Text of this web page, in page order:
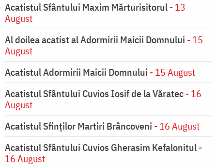
Acatistul Sfântului Maxim Mărturisitorul- 13
August
Al doilea acatist al Adormirii Maicii Domnului - 15
August
Acatistul Adormirii Maicii Domnului - 15 August
Acatistul Sfântului Cuvios Iosif de la Văratec- 16
August
Acatistul Sfinților Martiri Brâncoveni - 16 August
Acatistul Sfântului Cuvios Gherasim Kefalonitul-
16 August